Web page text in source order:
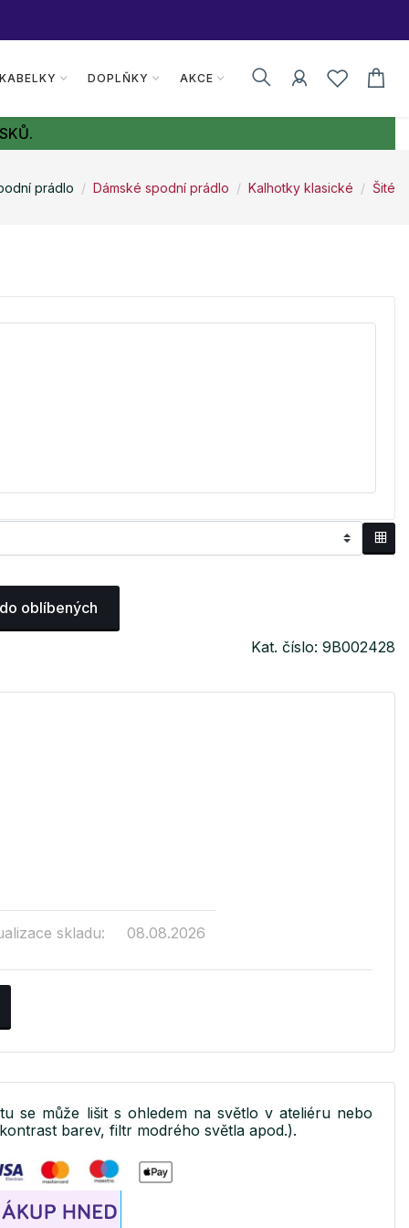
DOPLŇKY AKCE
prádlo Dámské spodní prádlo Kalhotky klasické Šité
oblíbených
Kat. číslo: 9B002428
skladu: 08.08.2026
se může lišit s ohledem na světlo v ateliéru nebo
barev, filtr modrého světla apod.).